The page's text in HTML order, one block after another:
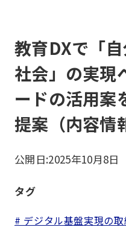
教育DXで「
社会」の実現
ードの活用案
提案（内容情
公開日:2025年10月8日
タグ
# デジタル基盤実現の取